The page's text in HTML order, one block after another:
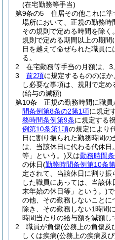
(在宅勤務等手当)
第9条の5
住居その他これに
場所において、正規の勤務時
その規則で定める時間を除く
規則で定める期間以上の期
日を越えて命ぜられた職員
る。
2
在宅勤務等手当の月額は、
3
前2項に規定するもののほ
し必要な事項は、規則で定め
(給与の減額)
第10条
正規の勤務時間に職員
間条例第8条の2第1項に規定
務時間条例第9条に規定する
例第10条第1項の規定により
日に割り振られた勤務時間
は、当該休日に代わる代休日
等」という。)又は勤務時間
の休日(勤務時間条例第10条
定されて、当該休日に割り
した職員にあっては、当該
末年始の休日等」という。)
の他、その勤務しないこと
除き、その勤務しない1時間
時間当たりの給与額を減額し
2
職員が負傷(公務上の負傷及
しくは疾病(公務上の疾病及